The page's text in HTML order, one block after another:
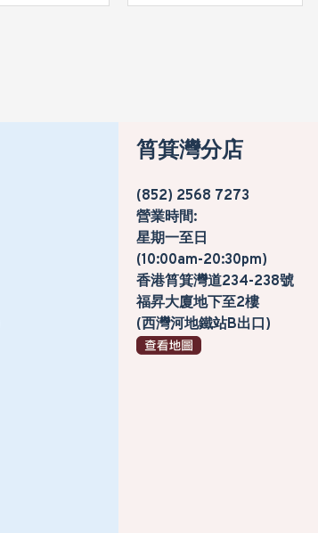
筲箕灣分店
(852) 2568 7273
營業時間:
星期一至日
(10:00am-20:30pm)
香港筲箕灣道234-238號
福昇大廈地下至2樓
(西灣河地鐵站B出口)